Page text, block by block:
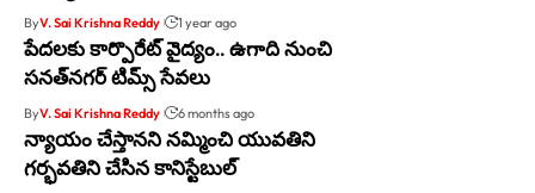
ByV. Sai Krishna Reddy 1 year ago
పేదలకు కార్పొరేట్ వైద్యం.. ఉగాది నుంచి
సనత్‌నగర్ టిమ్స్ సేవలు
ByV. Sai Krishna Reddy 6 months ago
న్యాయం చేస్తానని నమ్మించి యువతిని
గర్భవతిని చేసిన కానిస్టేబుల్